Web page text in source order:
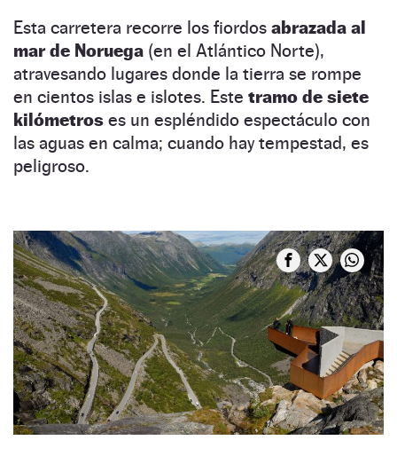
Esta carretera recorre los fiordos abrazada al
mar de Noruega (en el Atlántico Norte),
atravesando lugares donde la tierra se rompe
en cientos islas e islotes. Este tramo de siete
kilómetros es un espléndido espectáculo con
las aguas en calma; cuando hay tempestad, es
peligroso.